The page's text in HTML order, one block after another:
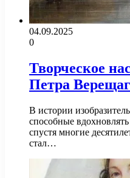
04.09.2025
0
Творческое
Петра
В истории
способные
спустя многие
стал…